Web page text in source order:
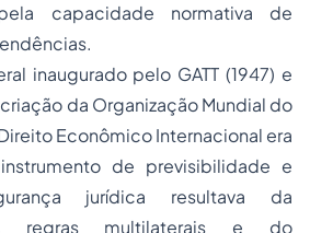
capacidade normativa de
inaugurado pelo GATT (1947) e
da Organização Mundial do
Econômico Internacional era
de previsibilidade e
jurídica resultava da
regras multilaterais e do